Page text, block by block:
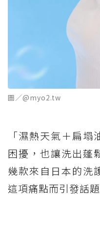
圖／@myo2.tw
「濕熱天氣＋扁
困擾，也讓洗出蓬
幾款來自日本的洗
這項痛點而引發話題